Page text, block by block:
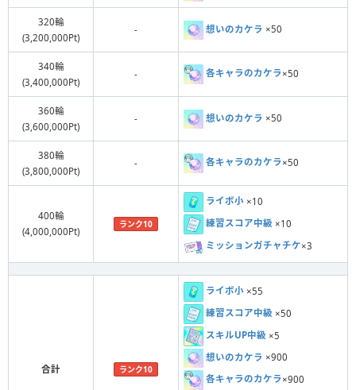
320輪
(3,200,000Pt)
- 想いのカケラ ×50
340輪
(3,400,000Pt)
- 各キャラのカケラ×50
360輪
(3,600,000Pt)
- 想いのカケラ ×50
380輪
(3,800,000Pt)
- 各キャラのカケラ×50
400輪
(4,000,000Pt)
ランク10
ライボ小 ×10
練習スコア中級 ×10
ミッションガチャチケ×3
合計 ランク10
ライボ小 ×55
練習スコア中級 ×50
スキルUP中級 ×5
想いのカケラ ×900
各キャラのカケラ×900